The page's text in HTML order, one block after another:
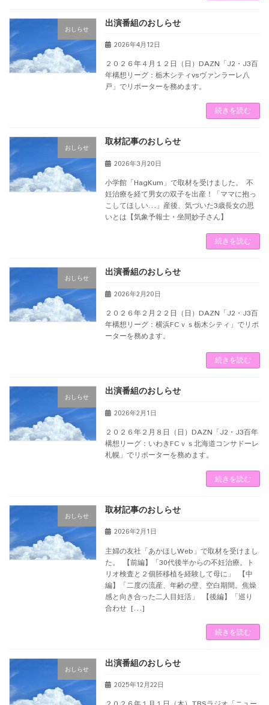
おしらせ 出演番組のおしらせ
2026年4月12日
２０２６年４月１２日（日）DAZN「J2・J3百
年構想リーグ：栃木シティvsヴァンラーレ八
戸」でリポーターを務めます。
続きを読む
おしらせ 取材記事のおしらせ
2026年3月20日
小学館「HagKum」で取材を受けました。 不
妊治療を経て男女の双子を出産！「ママに抱っ
こしてほしい…」産後、気づいた3歳長女の思
いとは【気象予報士・坐間妙子さん】
続きを読む
おしらせ 出演番組のおしらせ
2026年2月20日
２０２６年２月２２日（日）DAZN「J2・J3百
年構想リーグ：横浜FCｖｓ栃木シティ」でリポ
ーターを務めます。
続きを読む
おしらせ 出演番組のおしらせ
2026年2月1日
２０２６年２月８日（日）DAZN「J2・J3百年
構想リーグ：いわきFCｖｓ北海道コンサドーレ
札幌」でリポーターを務めます。
続きを読む
おしらせ 取材記事のおしらせ
2026年2月1日
主婦の友社「あかほしWeb」で取材を受けまし
た。 【前編】「30代後半からの不妊治療。ト
リオ検査と２個胚移植を経験して母に」 【中
編】「二度の流産、年齢の壁、空白期間。焦燥
感と向き合った二人目妊活」 【後編】「巡り
合わせ […]
続きを読む
おしらせ 出演番組のおしらせ
2025年12月22日